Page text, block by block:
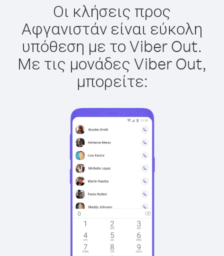
Οι κλήσεις προς
Αφγανιστάν είναι εύκολη
υπόθεση με το Viber Out.
Με τις μονάδες Viber Out,
μπορείτε: